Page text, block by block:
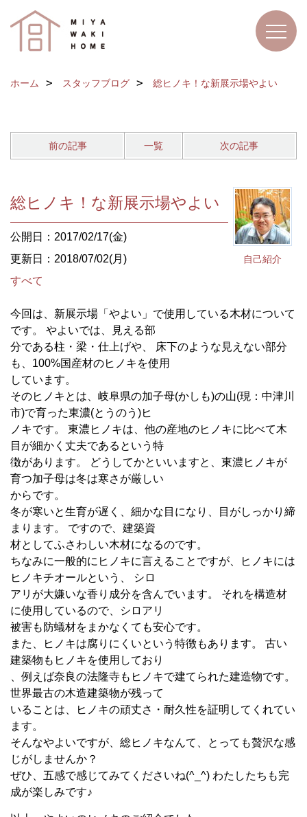
ホーム スタッフブログ 総ヒノキ！な新展示場やよい
前の記事 一覧 次の記事
自己紹介
総ヒノキ！な新展示場やよい
公開日：2017/02/17(金)
更新日：2018/07/02(月)
すべて
今回は、新展示場「やよい」で使用している木材について
です。 やよいでは、見える部
分である柱・梁・仕上げや、 床下のような見えない部分
も、100%国産材のヒノキを使用
しています。
そのヒノキとは、岐阜県の加子母(かしも)の山(現：中津川
市)で育った東濃(とうのう)ヒ
ノキです。 東濃ヒノキは、他の産地のヒノキに比べて木
目が細かく丈夫であるという特
徴があります。 どうしてかといいますと、東濃ヒノキが
育つ加子母は冬は寒さが厳しい
からです。
冬が寒いと生育が遅く、細かな目になり、目がしっかり締
まります。 ですので、建築資
材としてふさわしい木材になるのです。
ちなみに一般的にヒノキに言えることですが、ヒノキには
ヒノキチオールという、 シロ
アリが大嫌いな香り成分を含んでいます。 それを構造材
に使用しているので、シロアリ
被害も防蟻材をまかなくても安心です。
また、ヒノキは腐りにくいという特徴もあります。 古い
建築物もヒノキを使用しており
、例えば奈良の法隆寺もヒノキで建てられた建造物です。
世界最古の木造建築物が残って
いることは、ヒノキの頑丈さ・耐久性を証明してくれてい
ます。
そんなやよいですが、総ヒノキなんて、とっても贅沢な感
じがしませんか？
ぜひ、五感で感じてみてくださいね(^_^) わたしたちも完
成が楽しみです♪